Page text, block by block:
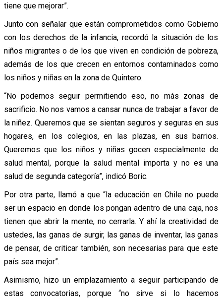
tiene que mejorar”.
Junto con señalar que están comprometidos como Gobierno
con los derechos de la infancia, recordó la situación de los
niños migrantes o de los que viven en condición de pobreza,
además de los que crecen en entornos contaminados como
los niños y niñas en la zona de Quintero.
“No podemos seguir permitiendo eso, no más zonas de
sacrificio. No nos vamos a cansar nunca de trabajar a favor de
la niñez. Queremos que se sientan seguros y seguras en sus
hogares, en los colegios, en las plazas, en sus barrios.
Queremos que los niños y niñas gocen especialmente de
salud mental, porque la salud mental importa y no es una
salud de segunda categoría”, indicó Boric.
Por otra parte, llamó a que “la educación en Chile no puede
ser un espacio en donde los pongan adentro de una caja, nos
tienen que abrir la mente, no cerrarla. Y ahí la creatividad de
ustedes, las ganas de surgir, las ganas de inventar, las ganas
de pensar, de criticar también, son necesarias para que este
país sea mejor”.
Asimismo, hizo un emplazamiento a seguir participando de
estas convocatorias, porque “no sirve si lo hacemos